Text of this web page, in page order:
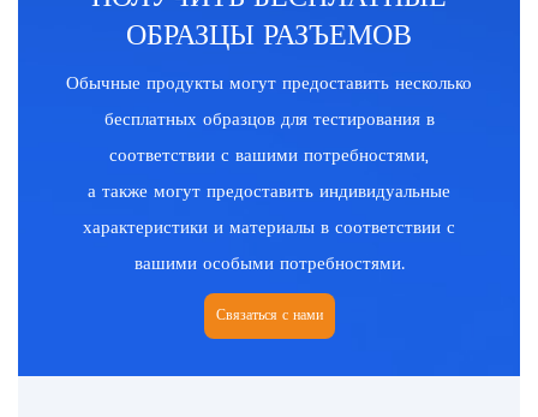
ОБРАЗЦЫ РАЗЪЕМОВ
Обычные продукты могут предоставить несколько
бесплатных образцов для тестирования в
соответствии с вашими потребностями,
а также могут предоставить индивидуальные
характеристики и материалы в соответствии с
вашими особыми потребностями.
Связаться с нами